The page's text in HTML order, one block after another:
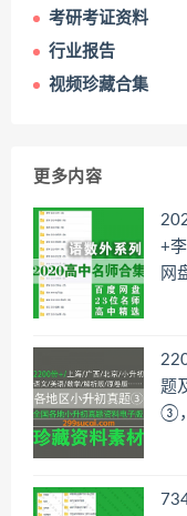
考研考证资料
行业报告
视频珍藏合集
更多内容
+
网
题
③